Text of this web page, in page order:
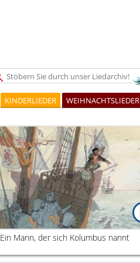
Stöbern Sie durch unser Liedarchiv!
KINDERLIEDER WEIHNACHTSLIEDER
Ein Mann, der sich Kolumbus nannt